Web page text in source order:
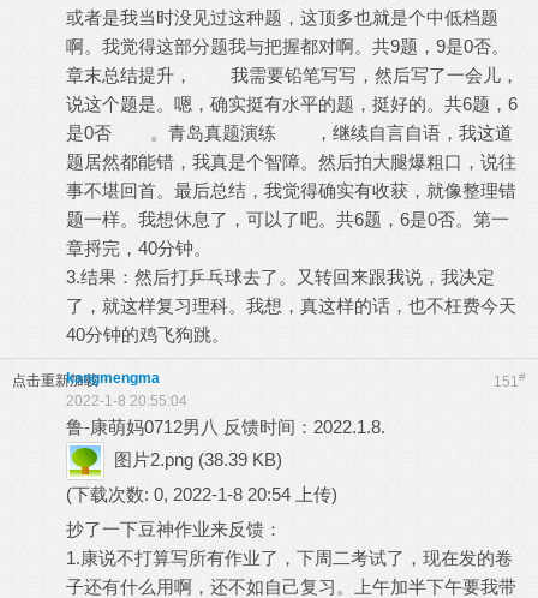
或者是我当时没见过这种题，这顶多也就是个中低档题
啊。我觉得这部分题我与把握都对啊。共9题，9是0否。
章末总结提升， 我需要铅笔写写，然后写了一会儿，
说这个题是。嗯，确实挺有水平的题，挺好的。共6题，6
是0否 。青岛真题演练 ，继续自言自语，我这道
题居然都能错，我真是个智障。然后拍大腿爆粗口，说往
事不堪回首。最后总结，我觉得确实有收获，就像整理错
题一样。我想休息了，可以了吧。共6题，6是0否。第一
章捋完，40分钟。
3.结果：然后打乒乓球去了。又转回来跟我说，我决定
了，就这样复习理科。我想，真这样的话，也不枉费今天
40分钟的鸡飞狗跳。
点击重新加载 151#
kangmengma
2022-1-8 20:55:04
鲁-康萌妈0712男八 反馈时间：2022.1.8.
图片2.png (38.39 KB)
(下载次数: 0, 2022-1-8 20:54 上传)
抄了一下豆神作业来反馈：
1.康说不打算写所有作业了，下周二考试了，现在发的卷
子还有什么用啊，还不如自己复习。上午加半下午要我带